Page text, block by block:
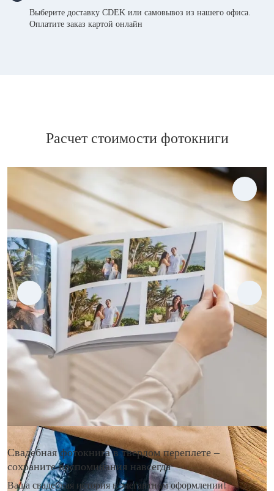
Выберите доставку CDEK или самовывоз из нашего офиса.
Оплатите заказ картой онлайн
Расчет стоимости фотокниги
Свадебная фотокнига в твердом переплете –
сохраните воспоминания навсегда
Ваша свадебная история в элегантном оформлении!